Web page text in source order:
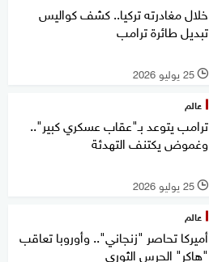
خلال مغادرته تركيا.. كشف كواليس
تبديل طائرة ترامب
l 25 يوليو 2026
عالم
ترامب يتوعد بـ"عقاب عسكري كبير"..
وغموض يكتنف التهدئة
l 25 يوليو 2026
عالم
أميركا تحاصر "زنجاني".. وأوروبا تعاقب
"هاكر" الحرس الثوري